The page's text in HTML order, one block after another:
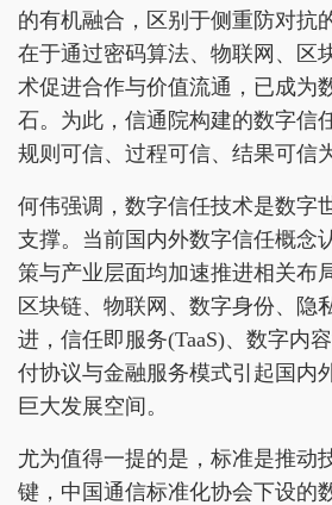
的有机融合，区别于侧重防对抗
在于通过密码算法、物联网、区
术促进合作与价值流通，已成为
石。为此，信通院构建的数字信
规则可信、过程可信、结果可信
何伟强调，数字信任技术是数字
支撑。当前国内外数字信任概念
策与产业层面均加速推进相关布
区块链、物联网、数字身份、隐
进，信任即服务(TaaS)、数字内
付协议与金融服务模式引起国内
巨大发展空间。
尤为值得一提的是，标准是推动
键，中国通信标准化协会下设的